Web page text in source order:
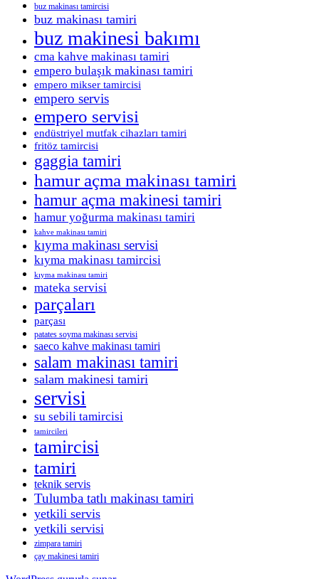
buz makinası tamircisi
buz makinası tamiri
buz makinesi bakımı
cma kahve makinası tamiri
empero bulaşık makinası tamiri
empero mikser tamircisi
empero servis
empero servisi
endüstriyel mutfak cihazları tamiri
fritöz tamircisi
gaggia tamiri
hamur açma makinası tamiri
hamur açma makinesi tamiri
hamur yoğurma makinası tamiri
kahve makinası tamiri
kıyma makinası servisi
kıyma makinası tamircisi
kıyma makinası tamiri
mateka servisi
parçaları
parçası
patates soyma makinası servisi
saeco kahve makinası tamiri
salam makinası tamiri
salam makinesi tamiri
servisi
su sebili tamircisi
tamircileri
tamircisi
tamiri
teknik servis
Tulumba tatlı makinası tamiri
yetkili servis
yetkili servisi
zimpara tamiri
çay makinesi tamiri